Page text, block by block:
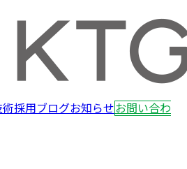
術採用ブログお知らせお問い合わ